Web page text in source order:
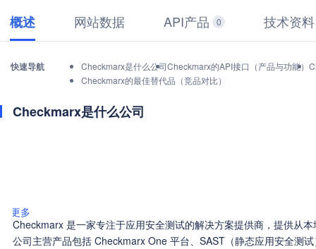
概述 网站数据 API产品 0 技术资料
快速导航 Checkmarx是什么公司Checkmarx的API接口（产品与功能）
Checkmarx的最佳替代品（竞品对比）
Checkmarx是什么公司
更多
Checkmarx 是一家专注于应用安全测试的解决方案提供商，提供从
公司主营产品包括 Checkmarx One 平台、SAST（静态应用安全测